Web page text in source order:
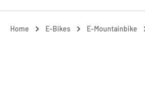
Home E-Bikes E-Mountainbike